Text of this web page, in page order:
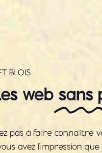
BLOIS
web sans
pas à faire connaître
avez l’impression